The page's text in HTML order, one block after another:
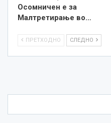
Осомничен е за
Малтретирање во…
ПРЕТХОДНО СЛЕДНО